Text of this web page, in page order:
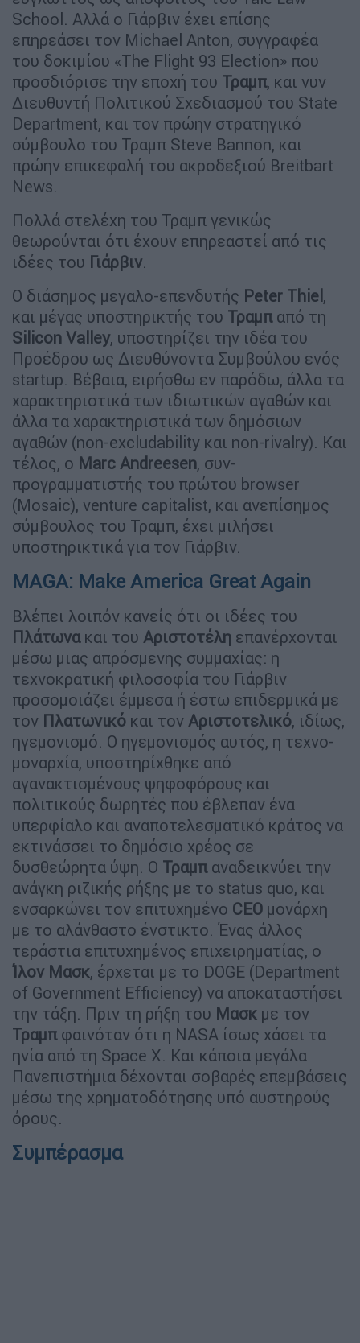
School. Αλλά ο Γιάρβιν έχει επίσης
επηρεάσει τον Michael Anton, συγγραφέα
του δοκιμίου «The Flight 93 Election» που
προσδιόρισε την εποχή του Τραμπ, και νυν
Διευθυντή Πολιτικού Σχεδιασμού του State
Department, και τον πρώην στρατηγικό
σύμβουλο του Τραμπ Steve Bannon, και
πρώην επικεφαλή του ακροδεξιού Breitbart
News.
Πολλά στελέχη του Τραμπ γενικώς
θεωρούνται ότι έχουν επηρεαστεί από τις
ιδέες του Γιάρβιν.
Ο διάσημος μεγαλο-επενδυτής Peter Thiel ,
και μέγας υποστηρικτής του Τραμπαπό τη
Silicon Valley, υποστηρίζει την ιδέα του
Προέδρου ως Διευθύνοντα Συμβούλου ενός
startup. Βέβαια, ειρήσθω εν παρόδω, άλλα τα
χαρακτηριστικά των ιδιωτικών αγαθών και
άλλα τα χαρακτηριστικά των δημόσιων
αγαθών (non-excludability και non-rivalry). Και
τέλος, ο Marc Andreesen, συν-
προγραμματιστής του πρώτου browser
(Mosaic), venture capitalist, και ανεπίσημος
σύμβουλος του Τραμπ, έχει μιλήσει
υποστηρικτικά για τον Γιάρβιν.
MAGA: Make America Great Again
Βλέπει λοιπόν κανείς ότι οι ιδέες του
Πλάτωνακαι του Αριστοτέλη επανέρχονται
μέσω μιας απρόσμενης συμμαχίας: η
τεχνοκρατική φιλοσοφία του Γιάρβιν
προσομοιάζει έμμεσα ή έστω επιδερμικά με
τον Πλατωνικό και τον Αριστοτελικό, ιδίως,
ηγεμονισμό. Ο ηγεμονισμός αυτός, η τεχνο-
μοναρχία, υποστηρίχθηκε από
αγανακτισμένους ψηφοφόρους και
πολιτικούς δωρητές που έβλεπαν ένα
υπερφίαλο και αναποτελεσματικό κράτος να
εκτινάσσει το δημόσιο χρέος σε
δυσθεώρητα ύψη. Ο Τραμπαναδεικνύει την
ανάγκη ριζικής ρήξης με το status quo, και
ενσαρκώνει τον επιτυχημένο CEO μονάρχη
με το αλάνθαστο ένστικτο. Ένας άλλος
τεράστια επιτυχημένος επιχειρηματίας, ο
Ίλον Μασκ, έρχεται με το DOGE (Department
of Government Efficiency) να αποκαταστήσει
την τάξη. Πριν τη ρήξη του Μασκ με τον
Τραμπφαινόταν ότι η NASA ίσως χάσει τα
ηνία από τη Space X. Και κάποια μεγάλα
Πανεπιστήμια δέχονται σοβαρές επεμβάσεις
μέσω της χρηματοδότησης υπό αυστηρούς
όρους.
Συμπέρασμα